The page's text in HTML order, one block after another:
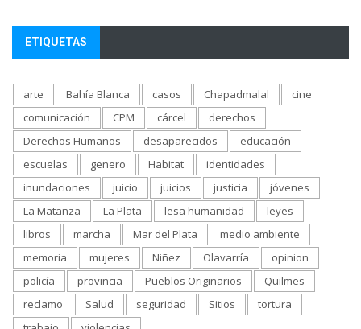
ETIQUETAS
arte Bahía Blanca casos Chapadmalal
cine
comunicación
CPM cárcel
derechos
Derechos Humanos
desaparecidos
educación
escuelas
genero Habitat
identidades
inundaciones
juicio juicios justicia
jóvenes
La Matanza
La Plata lesa humanidad
leyes
libros
marcha Mar del Plata
medio ambiente
memoria
mujeres Niñez Olavarría
opinion
policía
provincia Pueblos Originarios
Quilmes
reclamo
Salud seguridad Sitios
tortura